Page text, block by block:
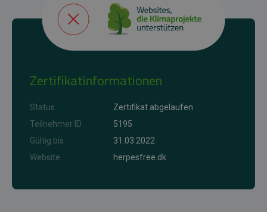
Zertifikatinformationen
Status
Zertifikat abgelaufen
Teilnehmer ID
5195
Gültig bis
31.03.2022
Website
herpesfree.dk